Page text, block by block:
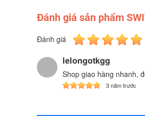
Đánh giá sản phẩm
Đánh giá
lelongotkgg
Shop giao hàng nhanh,
3 năm trước